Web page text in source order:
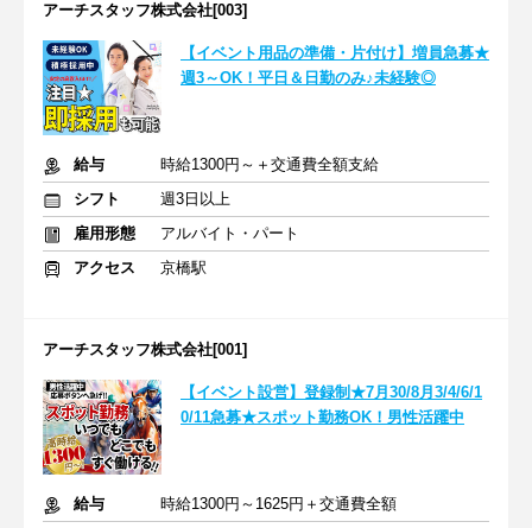
アーチスタッフ株式会社[003]
【イベント用品の準備・片付け】増員急募★
週3～OK！平日＆日勤のみ♪未経験◎
給与
時給1300円～＋交通費全額支給
シフト
週3日以上
雇用形態
アルバイト・パート
アクセス
京橋駅
アーチスタッフ株式会社[001]
【イベント設営】登録制★7月30/8月3/4/6/1
0/11急募★スポット勤務OK！男性活躍中
給与
時給1300円～1625円＋交通費全額